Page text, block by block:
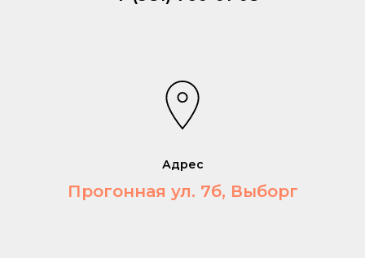
Адрес
Прогонная ул. 7б, Выборг